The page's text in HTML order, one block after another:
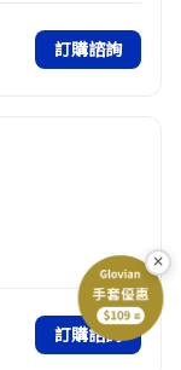
訂購諮詢
訂購諮詢
×